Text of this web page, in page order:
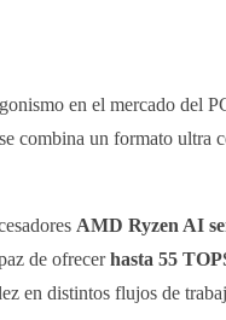
en el mercado del
combina un formato
AMD Ryzen AI
de ofrecerhasta 55
en distintos flujos de